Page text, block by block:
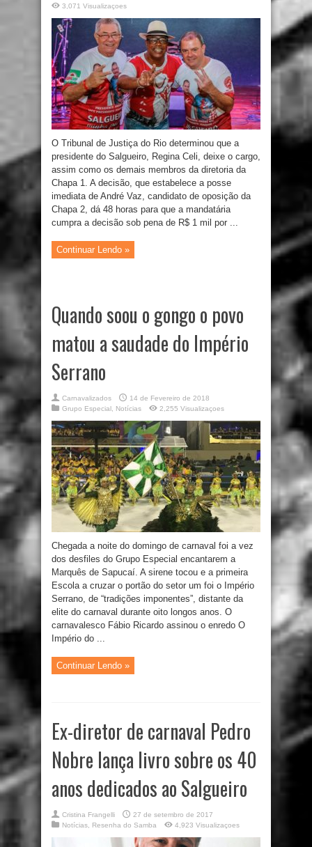
3,071 Visualizaçoes
O Tribunal de Justiça do Rio determinou que a
presidente do Salgueiro, Regina Celi, deixe o cargo,
assim como os demais membros da diretoria da
Chapa 1. A decisão, que estabelece a posse
imediata de André Vaz, candidato de oposição da
Chapa 2, dá 48 horas para que a mandatária
cumpra a decisão sob pena de R$ 1 mil por ...
Continuar Lendo »
Quando soou o gongo o povo
matou a saudade do Império
Serrano
Carnavalizados
14 de Fevereiro de 2018
Grupo Especial
Notícias 2,255 Visualizaçoes
Chegada a noite do domingo de carnaval foi a vez
dos desfiles do Grupo Especial encantarem a
Marquês de Sapucaí. A sirene tocou e a primeira
Escola a cruzar o portão do setor um foi o Império
Serrano, de “tradições imponentes”, distante da
elite do carnaval durante oito longos anos. O
carnavalesco Fábio Ricardo assinou o enredo O
Império do ...
Continuar Lendo »
Ex-diretor de carnaval Pedro
Nobre lança livro sobre os 40
anos dedicados ao Salgueiro
Cristina Frangelli
27 de setembro de 2017
Notícias
Resenha do Samba 4,923 Visualizaçoes